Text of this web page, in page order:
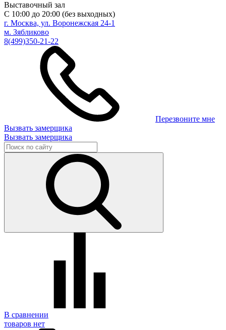
Выставочный зал
С 10:00 до 20:00 (без выходных)
г. Москва, ул. Воронежская 24-1
м. Зябликово
8(499)350-21-22
Перезвоните мне
Вызвать замерщика
Вызвать замерщика
В сравнении
товаров нет